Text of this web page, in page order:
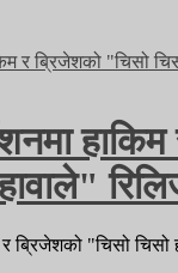
ब्रिजेशको "चिसो चिसो